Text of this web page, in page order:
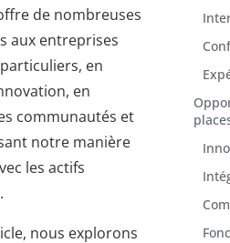
de nombreuses
aux entreprises
en
en
communautés et
notre manière
les actifs
nous explorons